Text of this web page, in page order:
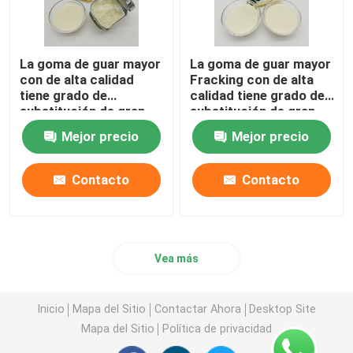
La goma de guar mayor
con de alta calidad
tiene grado de
substitución de gran
viscosidad y medio
para fracturar el
líquido
Mejor precio
Contacto
La goma de guar mayor
Fracking con de alta
calidad tiene grado de
substitución de gran
viscosidad y medio
para fracturar el
líquido
Mejor precio
Contacto
Vea más
Inicio Mapa del Sitio Contactar Ahora
Desktop Site
Mapa del Sitio
Política de privacidad